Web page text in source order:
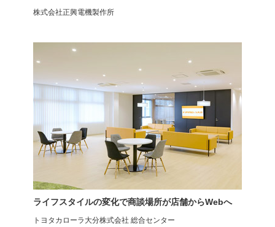
ミーティングチェア
プローヴァ
スタッキングスツール
キャミニ
株式会社正興電機製作所
ライフスタイルの変化で商談場所が店舗からWebへ
トヨタカローラ大分株式会社 総合センター